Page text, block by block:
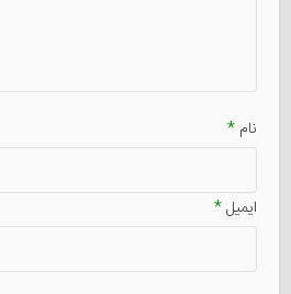
نام*
ایمیل*